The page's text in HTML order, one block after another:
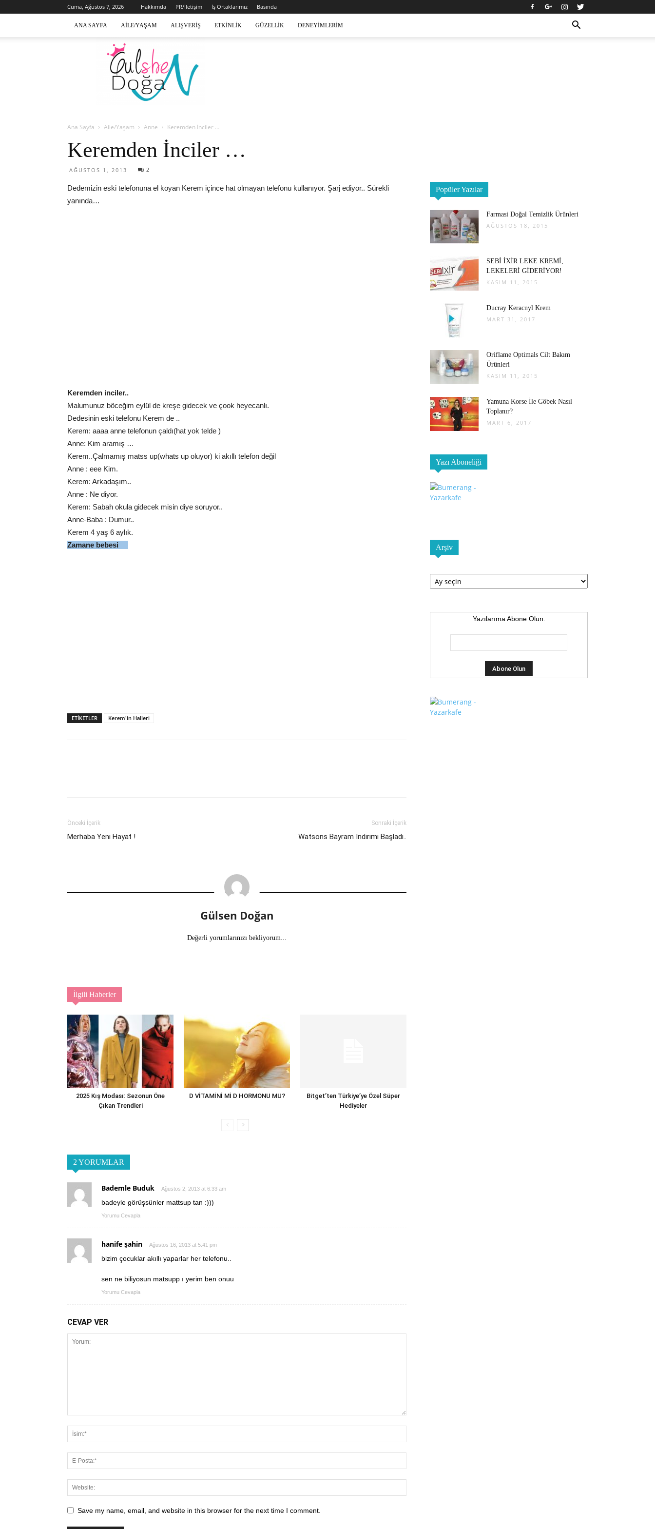
Cuma, Ağustos 7, 2026 Hakkımda PR/İletişim İş Ortaklarımız Basında
ANA SAYFA AILE/YAŞAM ALIŞVERIŞ ETKINLIK GÜZELLIK DENEYIMLERIM
Gülsen
Doğan
Ana Sayfa Aile/Yaşam Anne Keremden İnciler …
Keremden İnciler …
AĞUSTOS 1, 2013 2
Dedemizin eski telefonuna el koyan Kerem içince hat olmayan telefonu kullanıyor. Şarj ediyor.. Sürekli
yanında…
Keremden inciler..
Malumunuz böceğim eylül de kreşe gidecek ve çook heyecanlı.
Dedesinin eski telefonu Kerem de ..
Kerem: aaaa anne telefonun çaldı(hat yok telde )
Anne: Kim aramış …
Kerem..Çalmamış matss up(whats up oluyor) ki akıllı telefon değil
Anne : eee Kim.
Kerem: Arkadaşım..
Anne : Ne diyor.
Kerem: Sabah okula gidecek misin diye soruyor..
Anne-Baba : Dumur..
Kerem 4 yaş 6 aylık.
Zamane bebesi
ETIKETLER Kerem'in Halleri
Önceki İçerik
Merhaba Yeni Hayat !
Sonraki İçerik
Watsons Bayram İndirimi Başladı..
Gülsen Doğan
Değerli yorumlarınızı bekliyorum...
İlgili Haberler
2025 Kış Modası: Sezonun Öne
Çıkan Trendleri
D VİTAMİNİ Mİ D HORMONU MU?
Bitget’ten Türkiye’ye Özel Süper
Hediyeler
2 YORUMLAR
Bademle Buduk Ağustos 2, 2013 at 6:33 am
badeyle görüşsünler mattsup tan :)))
Yorumu Cevapla
hanife şahin Ağustos 16, 2013 at 5:41 pm
bizim çocuklar akıllı yaparlar her telefonu..
sen ne biliyosun matsupp ı yerim ben onuu
Yorumu Cevapla
CEVAP VER
Save my name, email, and website in this browser for the next time I comment.
Popüler Yazılar
Farmasi Doğal Temizlik Ürünleri
AĞUSTOS 18, 2015
SEBİ İXİR LEKE KREMİ,
LEKELERİ GİDERİYOR!
KASIM 11, 2015
Ducray Keracnyl Krem
MART 31, 2017
Oriflame Optimals Cilt Bakım
Ürünleri
KASIM 11, 2015
Yamuna Korse İle Göbek Nasıl
Toplanır?
MART 6, 2017
Yazı Aboneliği
Arşiv
Arşiv
Yazılarıma Abone Olun: